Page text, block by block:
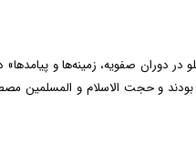
در دوران صفویه، زمینه‌ها و پیامدها»
بودند وحجت الاسلام و المسلمین